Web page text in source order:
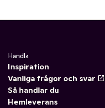
Handla
Inspiration
Vanliga frågor och svar
Så handlar du
Hemleverans